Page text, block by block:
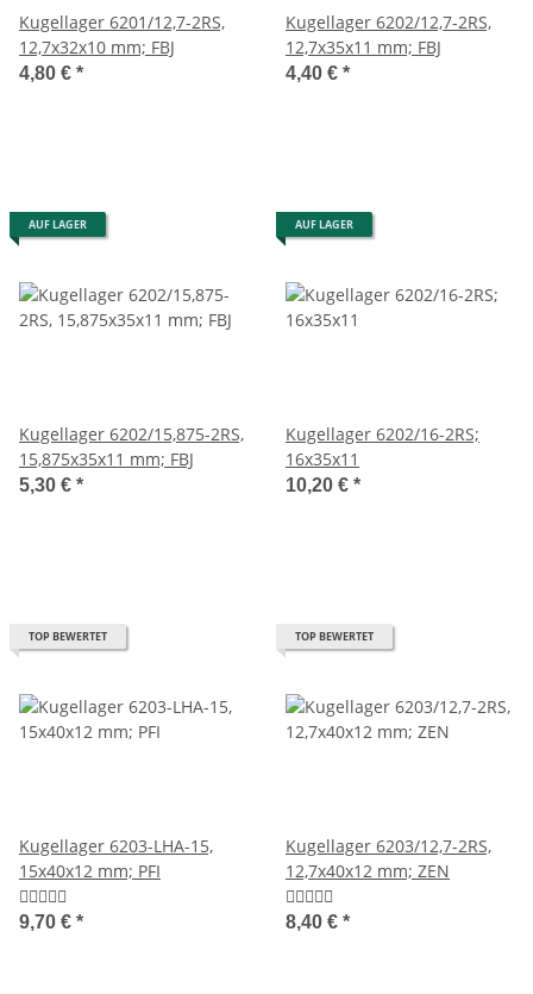
Kugellager 6201/12,7-2RS,
12,7x32x10 mm; FBJ
4,80 € *
Kugellager 6202/12,7-2RS,
12,7x35x11 mm; FBJ
4,40 € *
AUF LAGER
Kugellager 6202/15,875-2RS,
15,875x35x11 mm; FBJ
5,30 € *
AUF LAGER
Kugellager 6202/16-2RS;
16x35x11
10,20 € *
TOP BEWERTET
Kugellager 6203-LHA-15,
15x40x12 mm; PFI
9,70 € *
TOP BEWERTET
Kugellager 6203/12,7-2RS,
12,7x40x12 mm; ZEN
8,40 € *